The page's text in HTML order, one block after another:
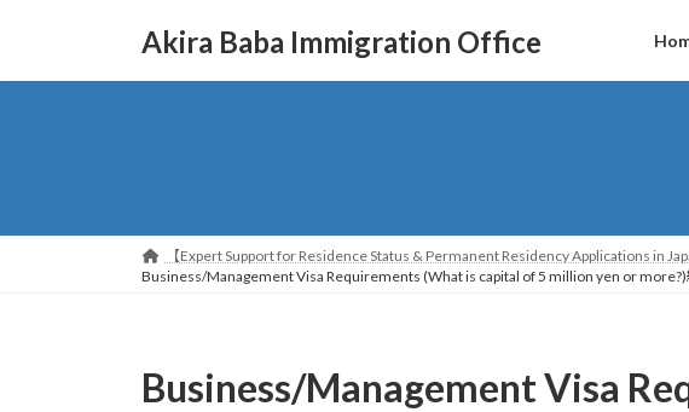
Akira Baba Immigration Office
【Expert Support for Residence Status & Permanent Residency Applications in
Business/Management Visa Requirements (What is capital of 5 million yen or
Business/Management Visa